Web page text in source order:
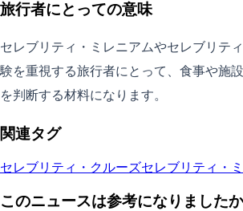
旅行者にとっての意味
セレブリティ・ミレニアムやセレブリテ
験を重視する旅行者にとって、食事や施
を判断する材料になります。
関連タグ
セレブリティ・クルーズセレブリティ・
このニュースは参考になりましたか